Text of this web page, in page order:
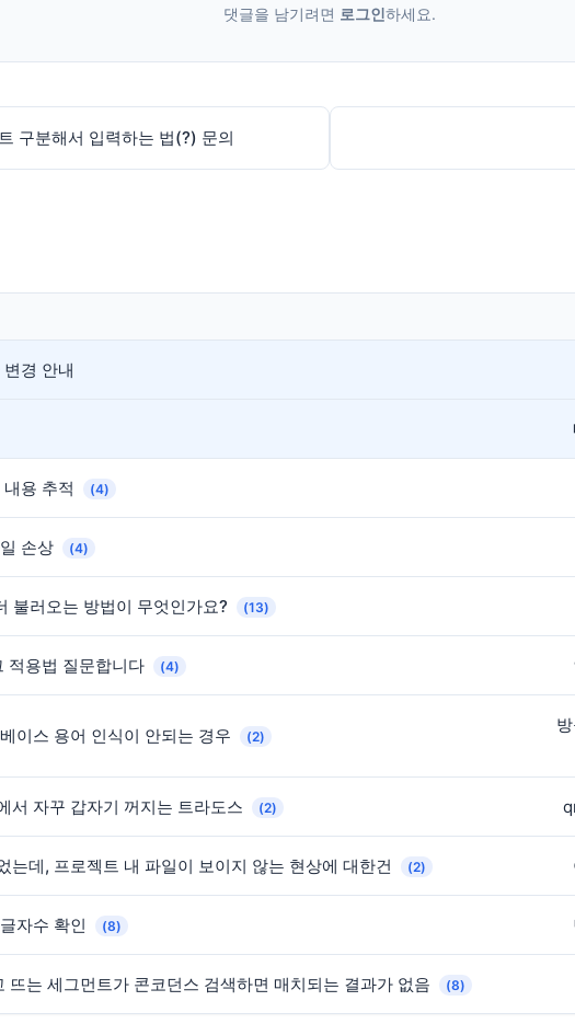
댓글을 남기려면 로그인하세요.
구분해서 입력하는 법(?) 문의
경 안내
용 추적 (4)
손상 (4)
불러오는 방법이 무엇인가요? (13)
적용법 질문합니다 (4)
이스 용어 인식이 안되는 경우 (2)
서 자꾸 갑자기 꺼지는 트라도스 (2)
는데, 프로젝트 내 파일이 보이지 않는 현상에 대한건 (2)
자수 확인 (8)
뜨는 세그먼트가 콘코던스 검색하면 매치되는 결과가 없음 (8)